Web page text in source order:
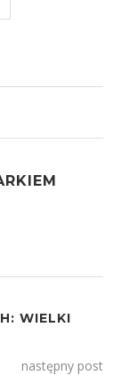
WIELKI
następny post